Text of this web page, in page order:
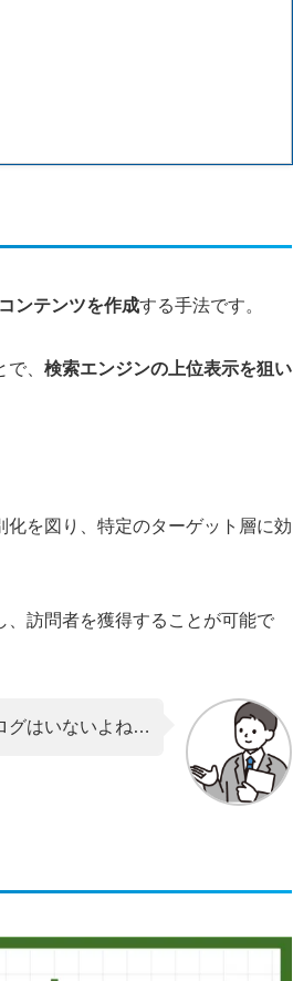
ンテンツを作成する手法です。
、 検索エンジンの上位表示を狙い
を図り、特定のターゲット層に効
、訪問者を獲得することが可能で
グはいないよね…